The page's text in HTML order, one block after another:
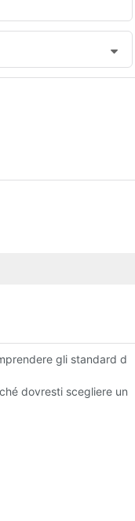
gli standard
dovresti scegliere